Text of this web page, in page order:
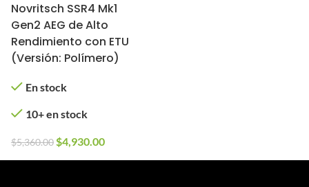
Novritsch SSR4 Mk1
Gen2 AEG de Alto
Rendimiento con ETU
(Versión: Polímero)
En stock
10+ en stock
$5,360.00$4,930.00